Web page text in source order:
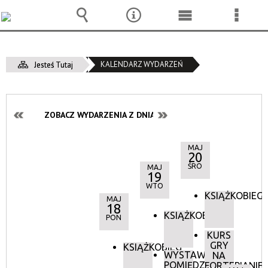
Jesteś Tutaj KALENDARZ WYDARZEŃ
ZOBACZ WYDARZENIA Z DNIA:
MAJ
18
PON
KSIĄŻKOBIEG
MAJ
19
WTO
KSIĄŻKOBIEG
WYSTAWA:
POMIĘDZY
MAJ
20
ŚRO
KSIĄŻKOBIEG
KURS
GRY
NA
FORTEPIANIE
Wyszukiwarka
NarzędziaMenu
Menu